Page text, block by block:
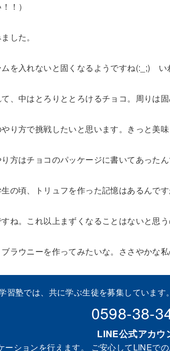
！）
した。
を入れないと固くなるようですね(:_;) い
、中はとろりととろけるチョコ。周りは固
り方で挑戦したいと思います。きっと美味
方はチョコのパッケージに書いてあった
の頃、トリュフを作った記憶はあるんで
ね。これ以上まずくなることはないと思
ラウニーを作ってみたいな。ささやかな私
習塾では、共に学ぶ生徒を募集しています
0598-38-
LINE公式アカウ
ーションを行えます。 ご安心してLINEで